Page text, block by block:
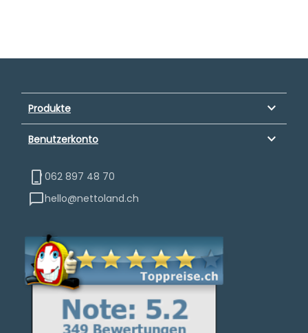
Produkte keyboard_arrow_down
Benutzerkonto keyboard_arrow_down
062 897 48 70
hello@nettoland.ch